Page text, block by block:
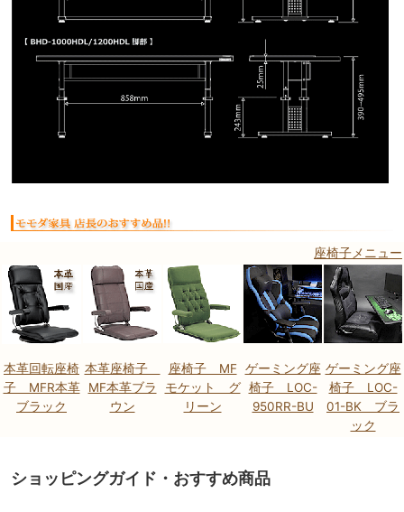
座椅子メニュー
本革回転座椅
子 MFR本革
ブラック
本革座椅子
MF本革ブラ
ウン
座椅子 MF
モケット グ
リーン
ゲーミング座
椅子 LOC-
950RR-BU
ゲーミング座
椅子 LOC-
01-BK ブラ
ック
ショッピングガイド・おすすめ商品